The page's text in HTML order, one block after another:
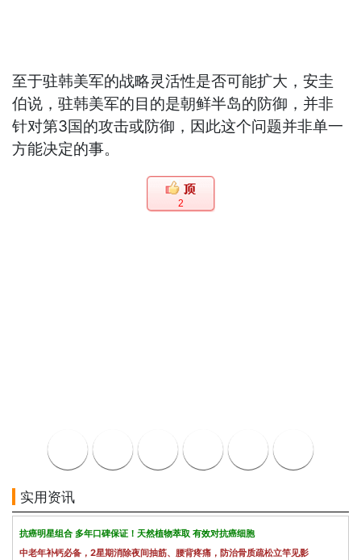
至于驻韩美军的战略灵活性是否可能扩大，安圭
伯说，驻韩美军的目的是朝鲜半岛的防御，并非
针对第3国的攻击或防御，因此这个问题并非单一
方能决定的事。
2
实用资讯
抗癌明星组合 多年口碑保证！天然植物萃取 有效对抗癌细胞
中老年补钙必备，2星期消除夜间抽筋、腰背疼痛，防治骨质疏松立竿见影